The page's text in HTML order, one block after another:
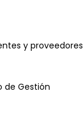
y proveedores
de Gestión